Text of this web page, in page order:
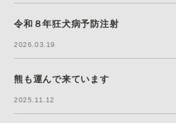
令和８年狂犬病予防注射
2026.03.19
熊も運んで来ています
2025.11.12